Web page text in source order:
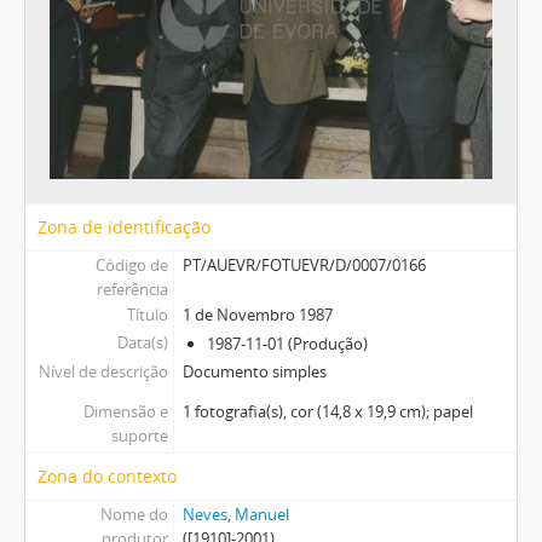
Zona de identificação
Código de
referência
PT/AUEVR/FOTUEVR/D/0007/0166
Título
1 de Novembro 1987
Data(s)
1987-11-01 (Produção)
Nível de descrição
Documento simples
Dimensão e
suporte
1 fotografia(s), cor (14,8 x 19,9 cm); papel
Zona do contexto
Nome do
Neves, Manuel